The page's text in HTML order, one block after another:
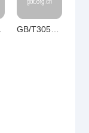
GB/T30544.14-2025纳米科技术语第14部分：石墨炔